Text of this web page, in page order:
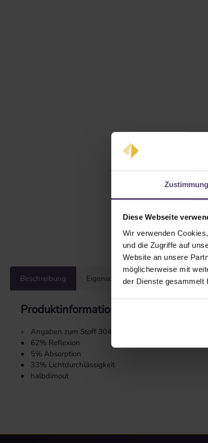
Zustimmung
Diese Webseite
Wir verwenden
und die Zugriffe auf
Website an unsere
möglicherweise mit
der Dienste gesammelt
Beschreibung Eigenschaften Bewertungen
Produktinformationen "Stoffmuster
•
Angaben zum Stoff 3044:
•
62% Reflexion
•
5% Absorption
•
33% Lichtdurchlässigkeit
•
halbdimout